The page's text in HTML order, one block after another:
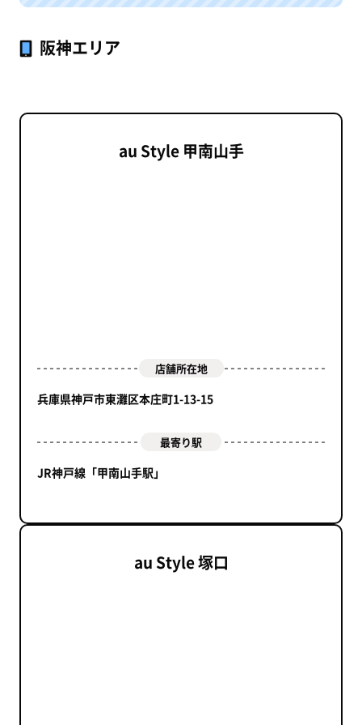
阪神エリア
au Style 甲南山手
店舗所在地
兵庫県神戸市東灘区本庄町1-13-15
最寄り駅
JR神戸線「甲南山手駅」
au Style 塚口